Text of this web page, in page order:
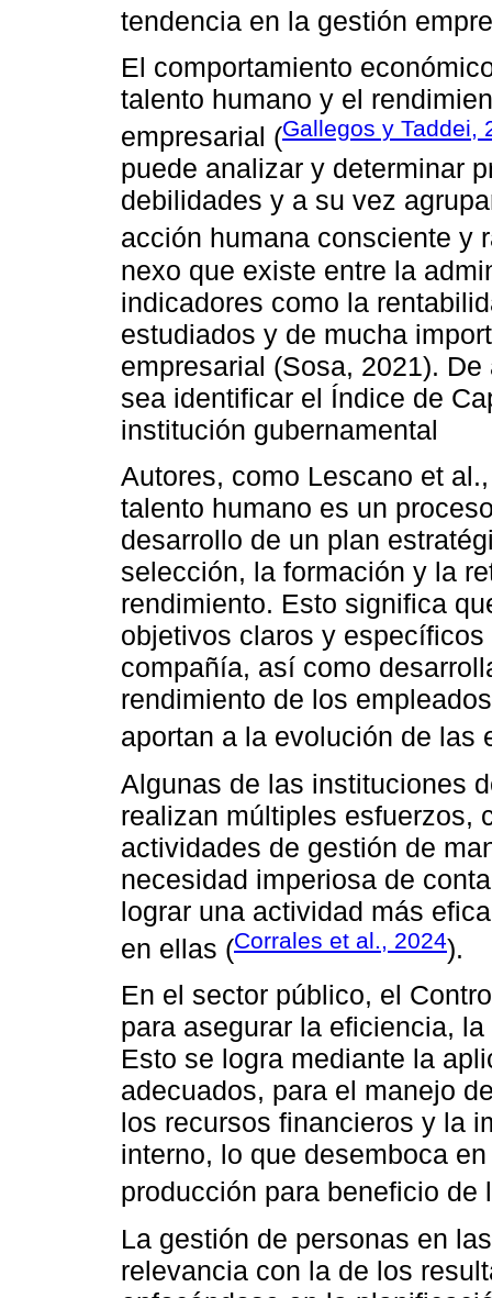
tendencia en la gestión
El comportamiento
talento humano y el
empresarial (Gallegos y Taddei,
puede analizar y determinar
debilidades y a su vez
acción humana consciente y
nexo que existe entre la
indicadores como la
estudiados y de mucha
empresarial (Sosa, 2021).
sea identificar el Índice de
institución gubernamental
Autores, como Lescano et
talento humano es un
desarrollo de un plan
selección, la formación y la
rendimiento. Esto significa
objetivos claros y
compañía, así como
rendimiento de los
aportan a la evolución de las
Algunas de las instituciones
realizan múltiples esfuerzos,
actividades de gestión de
necesidad imperiosa de
lograr una actividad más
en ellas (Corrales et al., 2024).
En el sector público, el
para asegurar la eficiencia,
Esto se logra mediante la
adecuados, para el manejo
los recursos financieros y la
interno, lo que desemboca
producción para beneficio de
La gestión de personas en
relevancia con la de los